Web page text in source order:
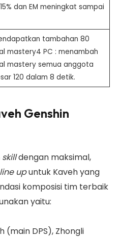
dan EM meningkat sampai
tambahan 80
mastery4 PC : menambah
mastery semua anggota
120 dalam 8 detik.
Genshin
skilldengan maksimal,
line upuntuk Kaveh yang
komposisi tim terbaik
yaitu:
(main DPS), Zhongli